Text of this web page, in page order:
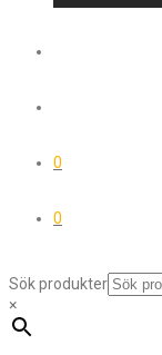
0
0
Sök produkter
×